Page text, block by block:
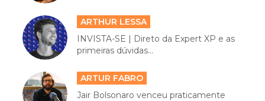
ARTHUR LESSA
INVISTA-SE | Direto da Expert XP e as
primeiras dúvidas...
ARTUR FABRO
Jair Bolsonaro venceu praticamente